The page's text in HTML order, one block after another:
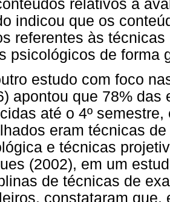
relativos à
indicou que os
referentes às
psicológicos de forma
estudo com foco
apontou que 78%
até o 4º
eram técnicas
e técnicas
(2002), em um
de técnicas de
constataram